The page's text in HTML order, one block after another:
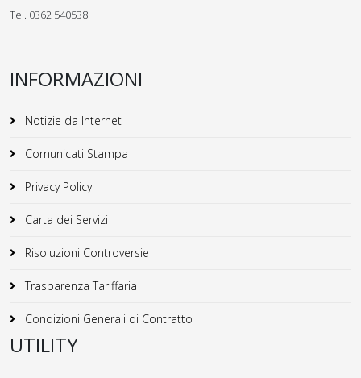
Tel. 0362 540538
INFORMAZIONI
Notizie da Internet
Comunicati Stampa
Privacy Policy
Carta dei Servizi
Risoluzioni Controversie
Trasparenza Tariffaria
Condizioni Generali di Contratto
UTILITY